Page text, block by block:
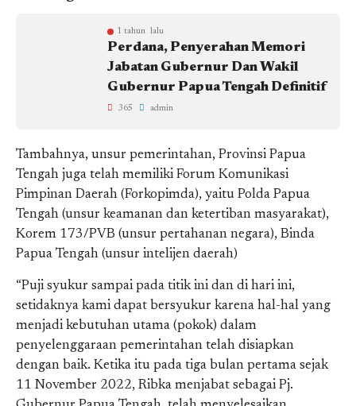
1 tahun lalu
Perdana, Penyerahan Memori
Jabatan Gubernur Dan Wakil
Gubernur Papua Tengah Definitif
365 admin
Tambahnya, unsur pemerintahan, Provinsi Papua
Tengah juga telah memiliki Forum Komunikasi
Pimpinan Daerah (Forkopimda), yaitu Polda Papua
Tengah (unsur keamanan dan ketertiban masyarakat),
Korem 173/PVB (unsur pertahanan negara), Binda
Papua Tengah (unsur intelijen daerah)
“Puji syukur sampai pada titik ini dan di hari ini,
setidaknya kami dapat bersyukur karena hal-hal yang
menjadi kebutuhan utama (pokok) dalam
penyelenggaraan pemerintahan telah disiapkan
dengan baik. Ketika itu pada tiga bulan pertama sejak
11 November 2022, Ribka menjabat sebagai Pj.